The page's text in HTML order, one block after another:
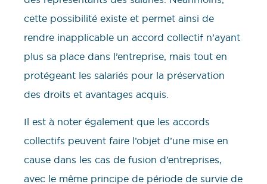
cette possibilité existe et permet ainsi de
rendre inapplicable un accord collectif n’ayant
plus sa place dans l’entreprise, mais tout en
protégeant les salariés pour la préservation
des droits et avantages acquis.
Il est à noter également que les accords
collectifs peuvent faire l’objet d’une mise en
cause dans les cas de fusion d’entreprises,
avec le même principe de période de survie de